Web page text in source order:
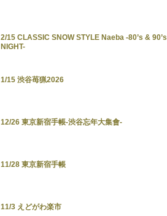
2/15 CLASSIC SNOW STYLE Naeba -80’s & 90’s
NIGHT-
1/15 渋谷苺猟2026
12/26 東京新宿手帳-渋谷忘年大集會-
11/28 東京新宿手帳
11/3 えどがわ楽市